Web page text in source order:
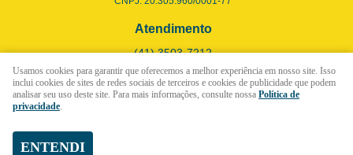
Atendimento
(41)3503-7212
(41)99955-5057(WhatsApp)
Seg a Sex - 9h às 12h - 13h30 às 17h30 (Somente Online)
Usamos cookies para garantir que oferecemos a melhor experiência em nosso site. Isso
inclui cookies de sites de redes sociais de terceiros e cookies de publicidade que podem
analisar seu uso deste site. Para mais informações, consulte nossa Política de
privacidade.
ENTENDI